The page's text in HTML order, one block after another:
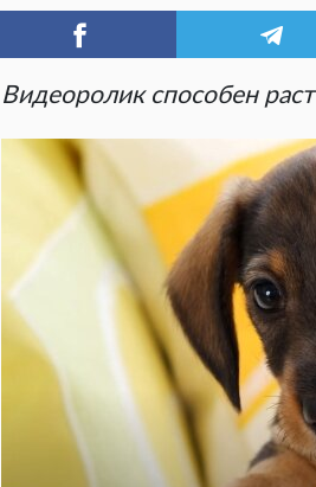
Видеоролик способен